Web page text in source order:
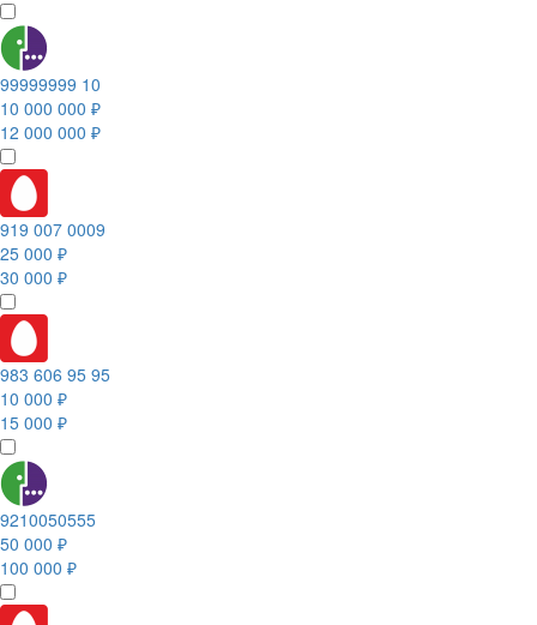
99999999 10
10 000 000 ₽
12 000 000 ₽
919 007 0009
25 000 ₽
30 000 ₽
983 606 95 95
10 000 ₽
15 000 ₽
9210050555
50 000 ₽
100 000 ₽